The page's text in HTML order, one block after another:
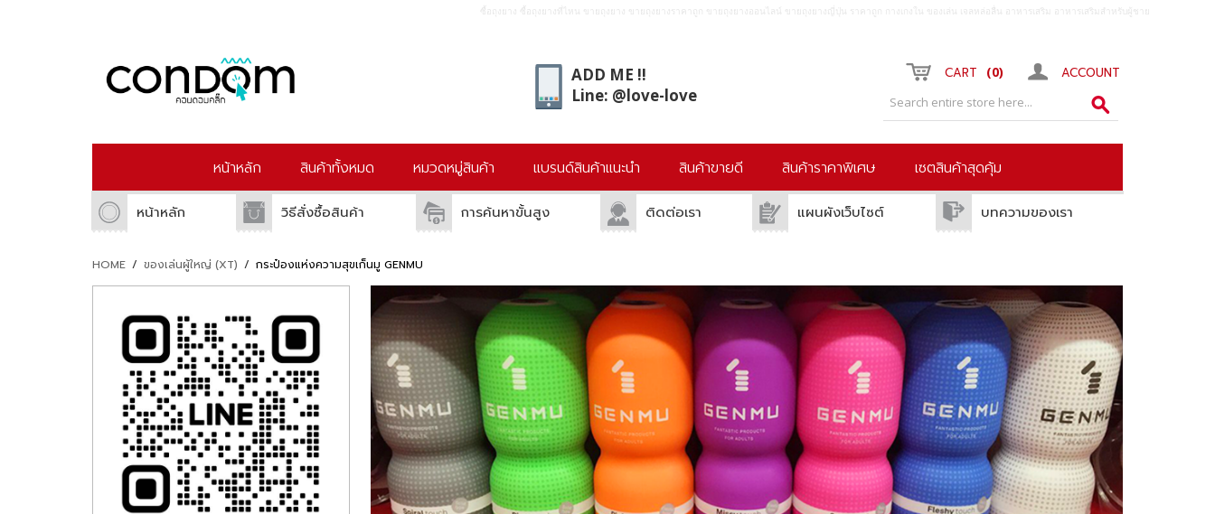
ซื้อถุงยาง ซื้อถุงยางที่ไหน ขายถุงยาง ขายถุงยางราคาถูก ขายถุงยางออนไลน์ ขายถุงยางญี่ปุ่น ราคาถูก กางเกงใน ของเล่น เจลหล่อลื่น อาหารเสริม อาหารเสริมสำหรับผู้ชาย
ADD ME !!
Line: @love-love
ACCOUNT
CART 0
หน้าหลัก สินค้าทั้งหมด หมวดหมู่สินค้า แบรนด์สินค้าแนะนำ สินค้าขายดี สินค้าราคาพิเศษ เซตสินค้าสุดคุ้ม
หน้าหลัก วิธีสั่งซื้อสินค้า การค้นหาขั้นสูง ติดต่อเรา แผนผังเว็บไซต์ บทความของเรา
HOME / ของเล่นผู้ใหญ่ (XT) / กระป๋องแห่งความสุขเก็นมู GENMU